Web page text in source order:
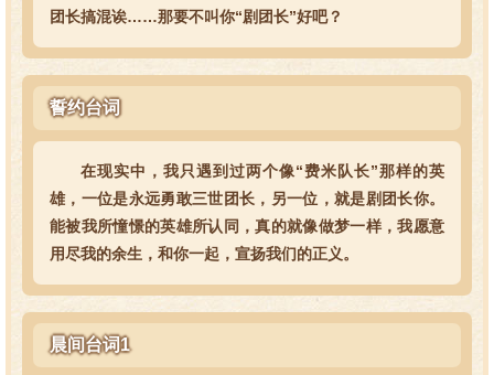
团长搞混诶……那要不叫你“剧团长”好吧？
誓约台词
在现实中，我只遇到过两个像“费米队长”那样的英
雄，一位是永远勇敢三世团长，另一位，就是剧团长你。
能被我所憧憬的英雄所认同，真的就像做梦一样，我愿意
用尽我的余生，和你一起，宣扬我们的正义。
晨间台词1